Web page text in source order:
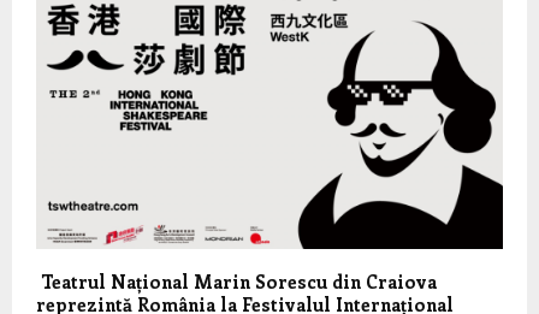
Teatrul Național Marin Sorescu din Craiova
reprezintă România la Festivalul Internațional